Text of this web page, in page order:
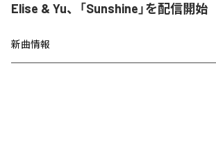
Elise & Yu、「Sunshine」を配信開始
新曲情報